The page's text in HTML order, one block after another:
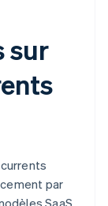
sur
par